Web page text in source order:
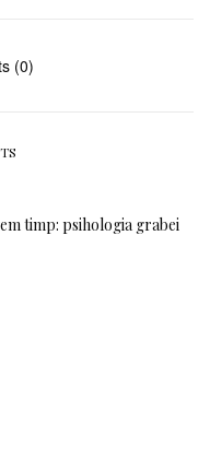
(0)
timp: psihologia grabei